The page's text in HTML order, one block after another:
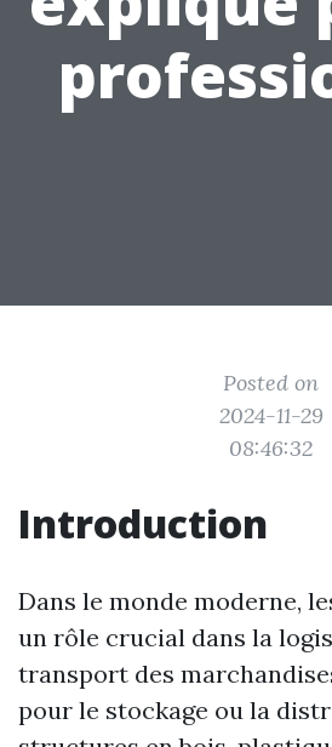
Posted on
2024-11-29
08:46:32
Introduction
Dans le monde moderne,
un rôle crucial dans la
transport des
pour le stockage ou la